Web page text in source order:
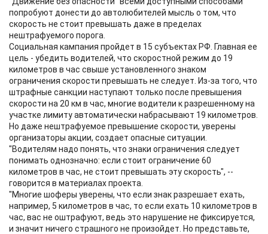
попробуют донести до автолюбителей мысль о том, что
скорость не стоит превышать даже в пределах
нештрафуемого порога.
Социальная кампания пройдет в 15 субъектах РФ. Главная ее
цель - убедить водителей, что скоростной режим до 19
километров в час свыше установленного знаком
ограничения скорости превышать не следует. Из-за того, что
штрафные санкции наступают только после превышения
скорости на 20 км в час, многие водители к разрешенному на
участке лимиту автоматически набрасывают 19 километров.
Но даже нештрафуемое превышение скорости, уверены
организаторы акции, создает опасные ситуации.
"Водителям надо понять, что знаки ограничения следует
понимать однозначно: если стоит ограничение 60
километров в час, не стоит превышать эту скорость", --
говорится в материалах проекта.
"Многие шоферы уверены, что если знак разрешает ехать,
например, 5 километров в час, то если ехать 10 километров в
час, вас не оштрафуют, ведь это нарушение не фиксируется,
и значит ничего страшного не произойдет. Но представьте,